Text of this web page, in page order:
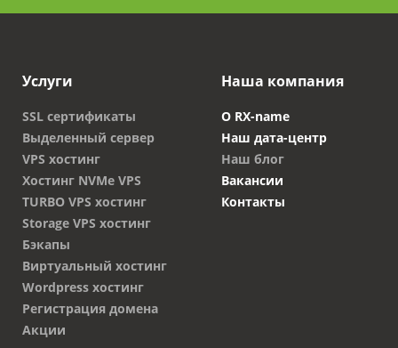
Услуги
SSL сертификаты
Выделенный сервер
VPS хостинг
Хостинг NVMe VPS
TURBO VPS хостинг
Storage VPS хостинг
Бэкапы
Виртуальный хостинг
Wordpress хостинг
Регистрация домена
Акции
Наша компания
О RX-name
Наш дата-центр
Наш блог
Вакансии
Контакты